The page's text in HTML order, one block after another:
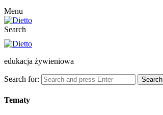
Menu
Search
edukacja żywieniowa
Search for: Search
Tematy